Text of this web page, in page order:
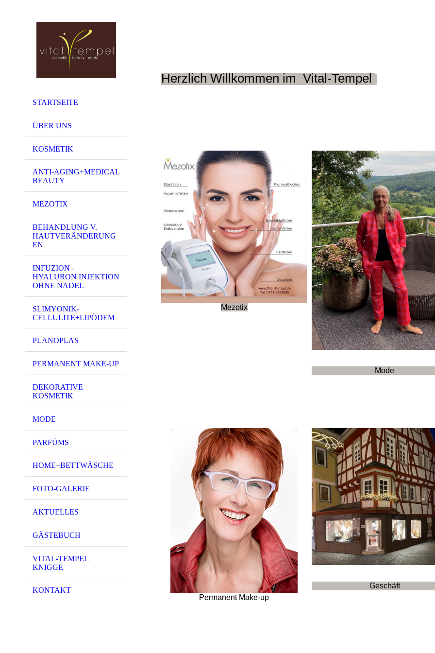
STARTSEITE
ÜBER UNS
KOSMETIK
ANTI-AGING+MEDICAL
BEAUTY
MEZOTIX
BEHANDLUNG V.
HAUTVERÄNDERUNG
EN
INFUZION -
HYALURON INJEKTION
OHNE NADEL
SLIMYONIK-
CELLULITE+LIPÖDEM
PLANOPLAS
PERMANENT MAKE-UP
DEKORATIVE
KOSMETIK
MODE
PARFÜMS
HOME+BETTWÄSCHE
FOTO-GALERIE
AKTUELLES
GÄSTEBUCH
VITAL-TEMPEL
KNIGGE
KONTAKT
Herzlich Willkommen im Vital-Tempel
Mezotix
Mode
Permanent Make-up
Geschäft